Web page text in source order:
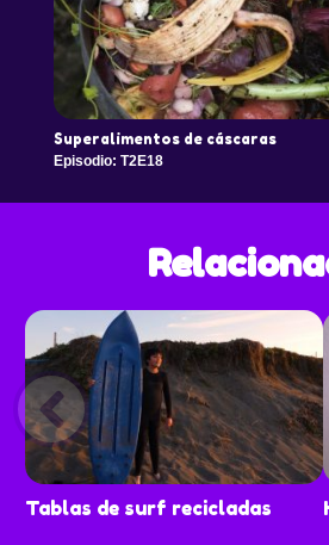
Superalimentos de cáscaras
Episodio: T2E18
Tablas de surf recicladas